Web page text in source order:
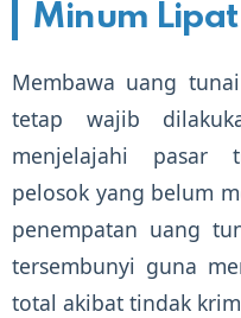
Minum Lipat
Membawa uang
tetap wajib
menjelajahi pasar
pelosok yang belum
penempatan uang
tersembunyi guna
total akibat tindak